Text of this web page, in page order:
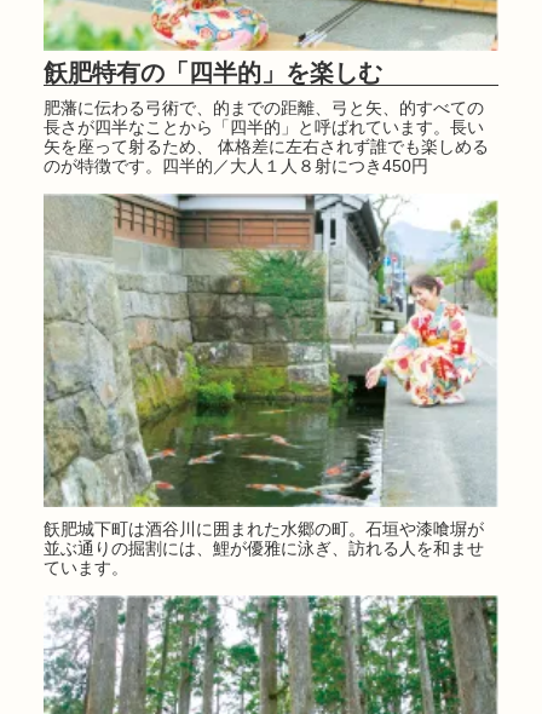
飫肥特有の「四半的」を楽しむ
肥藩に伝わる弓術で、的までの距離、弓と矢、的すべての
長さが四半なことから「四半的」と呼ばれています。長い
矢を座って射るため、 体格差に左右されず誰でも楽しめる
のが特徴です。四半的／大人１人８射につき450円
飫肥城下町は酒谷川に囲まれた水郷の町。石垣や漆喰塀が
並ぶ通りの掘割には、鯉が優雅に泳ぎ、訪れる人を和ませ
ています。